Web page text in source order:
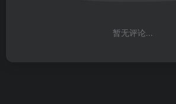
暂无评论...